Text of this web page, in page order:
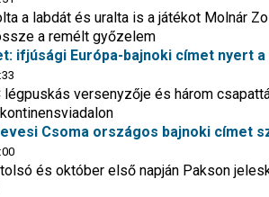
a labdát és uralta is a játékot Molnár
a remélt győzelem
ifjúsági Európa-bajnoki címet nyert
légpuskás versenyzője és három
Csoma országos bajnoki címet
és október első napján Pakson